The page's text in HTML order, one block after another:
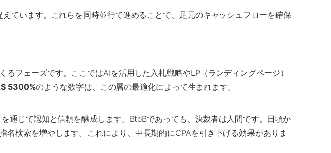
えています。これらを同時並行で進めることで、足元のキャッシュフローを確保
フェーズです。ここではAIを活用した入札戦略やLP（ランディングページ）
5300%のような数字は、この層の最適化によって生まれます。
通じて認知と信頼を醸成します。BtoBであっても、決裁者は人間です。日頃か
名検索を増やします。これにより、中長期的にCPAを引き下げる効果がありま